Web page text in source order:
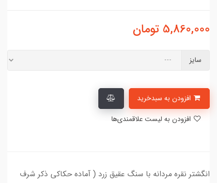
5,860,000 تومان
سایز
انگشتر نقره مردانه با سنگ عقیق زرد ( آماده حکاکی ذکر شرف